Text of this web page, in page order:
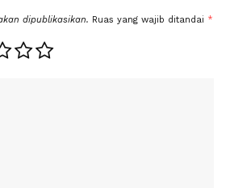
dipublikasikan. Ruas yang wajib ditandai *